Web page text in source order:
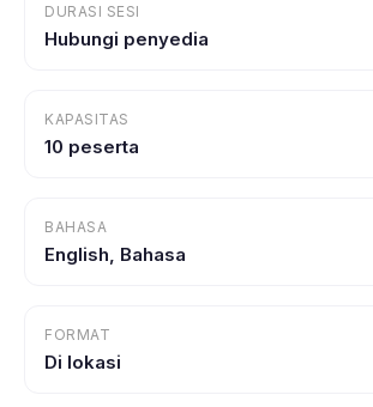
DURASI SESI
Hubungi penyedia
KAPASITAS
10 peserta
BAHASA
English, Bahasa
FORMAT
Di lokasi